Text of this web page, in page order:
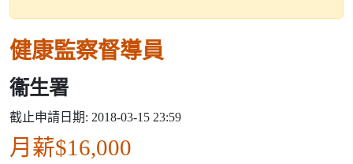
健康監察督導員
衞生署
截止申請日期: 2018-03-15 23:59
月薪$16,000